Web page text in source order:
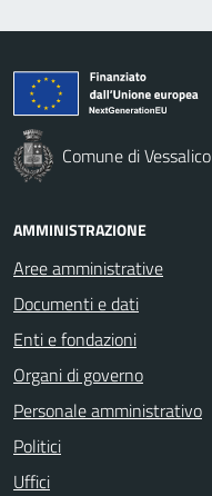
Comune di Vessalico
AMMINISTRAZIONE
Aree amministrative
Documenti e dati
Enti e fondazioni
Organi di governo
Personale amministrativo
Politici
Uffici